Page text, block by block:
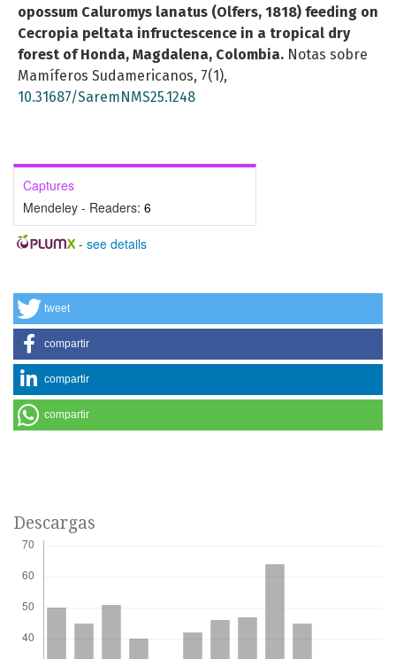
opossum Caluromys lanatus (Olfers, 1818) feeding on
Cecropia peltata infructescence in a tropical dry
forest of Honda, Magdalena, Colombia. Notas sobre
Mamíferos Sudamericanos, 7(1),
10.31687/SaremNMS25.1248
Captures
Mendeley - Readers: 6
- see details
tweet
compartir
compartir
compartir
Descargas